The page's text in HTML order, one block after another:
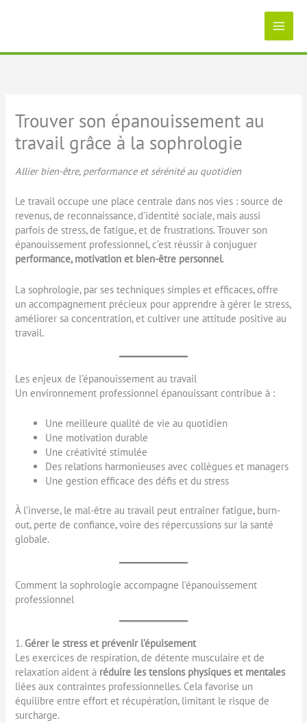
Trouver son épanouissement au
travail grâce à la sophrologie
Allier bien-être, performance et sérénité au quotidien
Le travail occupe une place centrale dans nos vies : source de
revenus, de reconnaissance, d’identité sociale, mais aussi
parfois de stress, de fatigue, et de frustrations. Trouver son
épanouissement professionnel, c’est réussir à conjuguer
performance, motivation et bien-être personnel.
La sophrologie, par ses techniques simples et efficaces, offre
un accompagnement précieux pour apprendre à gérer le stress,
améliorer sa concentration, et cultiver une attitude positive au
travail.
Les enjeux de l’épanouissement au travail
Un environnement professionnel épanouissant contribue à :
Une meilleure qualité de vie au quotidien
Une motivation durable
Une créativité stimulée
Des relations harmonieuses avec collègues et managers
Une gestion efficace des défis et du stress
À l’inverse, le mal-être au travail peut entraîner fatigue, burn-
out, perte de confiance, voire des répercussions sur la santé
globale.
Comment la sophrologie accompagne l’épanouissement
professionnel
1. Gérer le stress et prévenir l’épuisement
Les exercices de respiration, de détente musculaire et de
relaxation aident à réduire les tensions physiques et mentales
liées aux contraintes professionnelles. Cela favorise un
équilibre entre effort et récupération, limitant le risque de
surcharge.